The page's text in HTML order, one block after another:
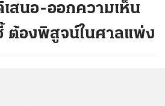
เสนอ-ออกความเห็น
ต้องพิสูจน์ในศาลแพ่ง